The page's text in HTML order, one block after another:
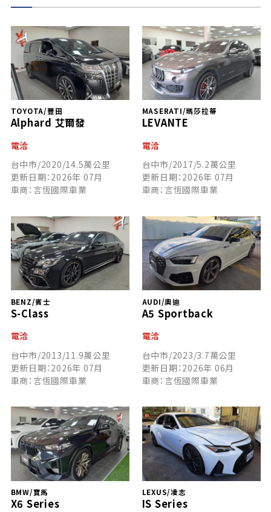
TOYOTA/豐田
Alphard 艾爾發
電洽
台中市/2020/14.5萬公里
更新日期：2026年 07月
車商：言恆國際車業
MASERATI/瑪莎拉蒂
LEVANTE
電洽
台中市/2017/5.2萬公里
更新日期：2026年 07月
車商：言恆國際車業
BENZ/賓士
S-Class
電洽
台中市/2013/11.9萬公里
更新日期：2026年 07月
車商：言恆國際車業
AUDI/奧迪
A5 Sportback
電洽
台中市/2023/3.7萬公里
更新日期：2026年 06月
車商：言恆國際車業
BMW/寶馬
X6 Series
LEXUS/凌志
IS Series